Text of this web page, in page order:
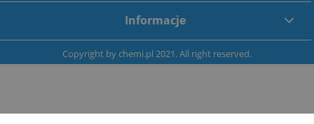
Informacje
Copyright bychemi.pl 2021. All right reserved.